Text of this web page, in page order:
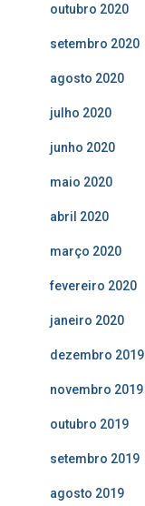
outubro 2020
setembro 2020
agosto 2020
julho 2020
junho 2020
maio 2020
abril 2020
março 2020
fevereiro 2020
janeiro 2020
dezembro 2019
novembro 2019
outubro 2019
setembro 2019
agosto 2019